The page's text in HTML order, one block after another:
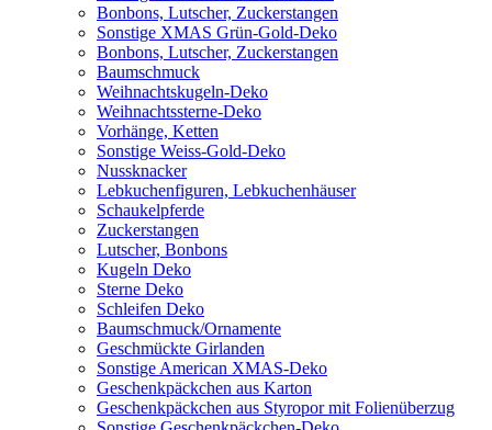
Bonbons, Lutscher, Zuckerstangen
Sonstige XMAS Grün-Gold-Deko
Bonbons, Lutscher, Zuckerstangen
Baumschmuck
Weihnachtskugeln-Deko
Weihnachtssterne-Deko
Vorhänge, Ketten
Sonstige Weiss-Gold-Deko
Nussknacker
Lebkuchenfiguren, Lebkuchenhäuser
Schaukelpferde
Zuckerstangen
Lutscher, Bonbons
Kugeln Deko
Sterne Deko
Schleifen Deko
Baumschmuck/Ornamente
Geschmückte Girlanden
Sonstige American XMAS-Deko
Geschenkpäckchen aus Karton
Geschenkpäckchen aus Styropor mit Folienüberzug